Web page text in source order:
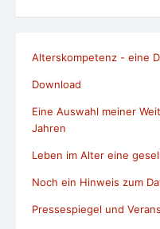
Alterskompetenz - eine
Download
Eine Auswahl meiner
Jahren
Leben im Alter eine
Noch ein Hinweis zum
Pressespiegel und